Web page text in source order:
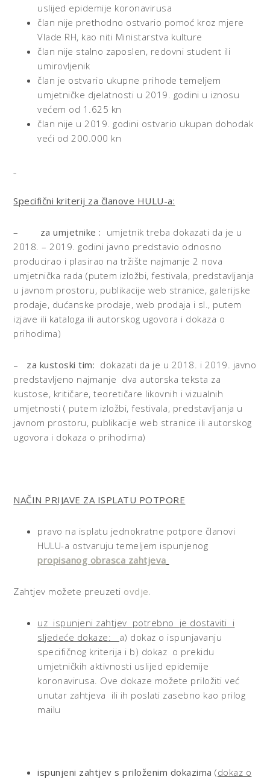
uslijed epidemije koronavirusa
član nije prethodno ostvario pomoć kroz mjere
Vlade RH, kao niti Ministarstva kulture
član nije stalno zaposlen, redovni student ili
umirovljenik
član je ostvario ukupne prihode temeljem
umjetničke djelatnosti u 2019. godini u iznosu
većem od 1.625 kn
član nije u 2019. godini ostvario ukupan dohodak
veći od 200.000 kn
Specifični kriterij za članove HULU-a:
– za umjetnike : umjetnik treba dokazati da je u
2018. – 2019. godini javno predstavio odnosno
producirao i plasirao na tržište najmanje 2 nova
umjetnička rada (putem izložbi, festivala, predstavljanja
u javnom prostoru, publikacije web stranice, galerijske
prodaje, dućanske prodaje, web prodaja i sl., putem
izjave ili kataloga ili autorskog ugovora i dokaza o
prihodima)
– za kustoski tim: dokazati da je u 2018. i 2019. javno
predstavljeno najmanje dva autorska teksta za
kustose, kritičare, teoretičare likovnih i vizualnih
umjetnosti ( putem izložbi, festivala, predstavljanja u
javnom prostoru, publikacije web stranice ili autorskog
ugovora i dokaza o prihodima)
NAČIN PRIJAVE ZA ISPLATU POTPORE
pravo na isplatu jednokratne potpore članovi
HULU-a ostvaruju temeljem ispunjenog
propisanog obrasca zahtjeva
Zahtjev možete preuzeti ovdje.
uz ispunjeni zahtjev potrebno je dostaviti i
sljedeće dokaze: a) dokaz o ispunjavanju
specifičnog kriterija i b) dokaz o prekidu
umjetničkih aktivnosti uslijed epidemije
koronavirusa. Ove dokaze možete priložiti već
unutar zahtjeva ili ih poslati zasebno kao prilog
mailu
ispunjeni zahtjev s priloženim dokazima(dokaz o